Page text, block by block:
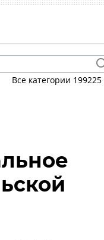
Все категории 199225